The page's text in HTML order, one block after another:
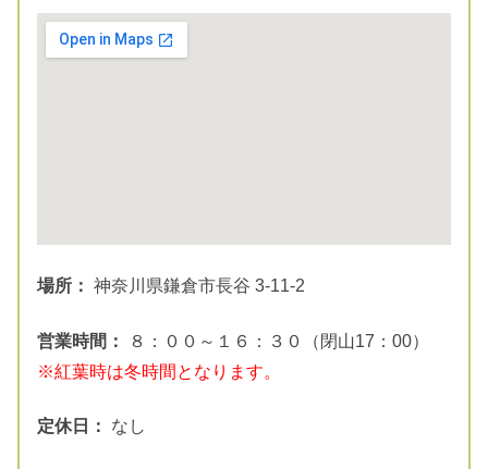
場所： 神奈川県鎌倉市長谷 3-11-2
営業時間：
８：００～１６：３０（閉山17：00）
※紅葉時は冬時間となります。
定休日： なし